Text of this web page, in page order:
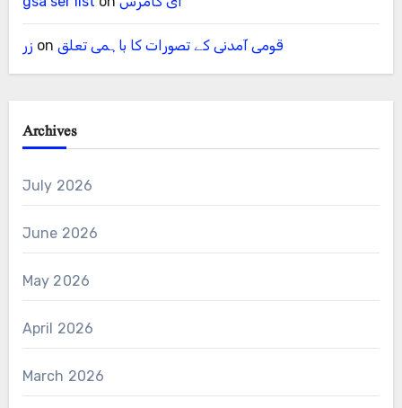
زر on قومی آمدنی کے تصورات کا باہمی تعلق
Archives
July 2026
June 2026
May 2026
April 2026
March 2026